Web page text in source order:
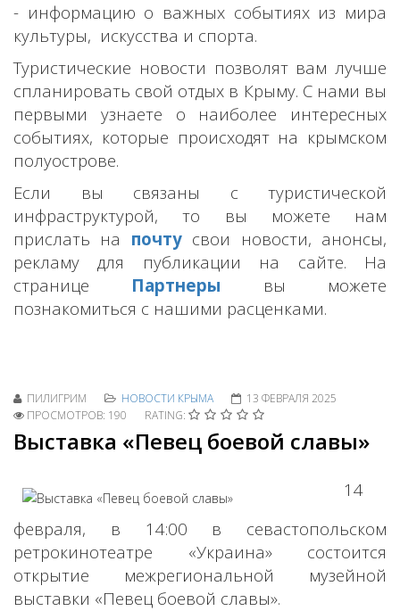
- информацию о важных событиях из мира
культуры, искусства и спорта.
Туристические новости позволят вам лучше
спланировать свой отдых в Крыму. С нами вы
первыми узнаете о наиболее интересных
событиях, которые происходят на крымском
полуострове.
Если вы связаны с туристической
инфраструктурой, то вы можете нам
прислать на почтусвои новости, анонсы,
рекламудля публикации на сайте. На
странице Партнеры вы можете
познакомиться с нашими расценками.
ПИЛИГРИМ НОВОСТИ КРЫМА
13 ФЕВРАЛЯ 2025
ПРОСМОТРОВ: 190
RATING:
Выставка «Певец боевой славы»
14
февраля, в 14:00 в севастопольском
ретрокинотеатре «Украина» состоится
открытие межрегиональной музейной
выставки «Певец боевой славы».